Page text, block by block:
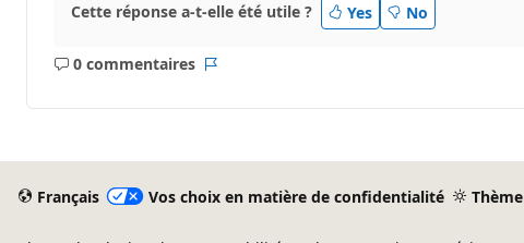
Cette réponse a-t-elle été utile ? Yes No
0 commentaires
Aucun
Français Vos choix en matière de confidentialité Thème